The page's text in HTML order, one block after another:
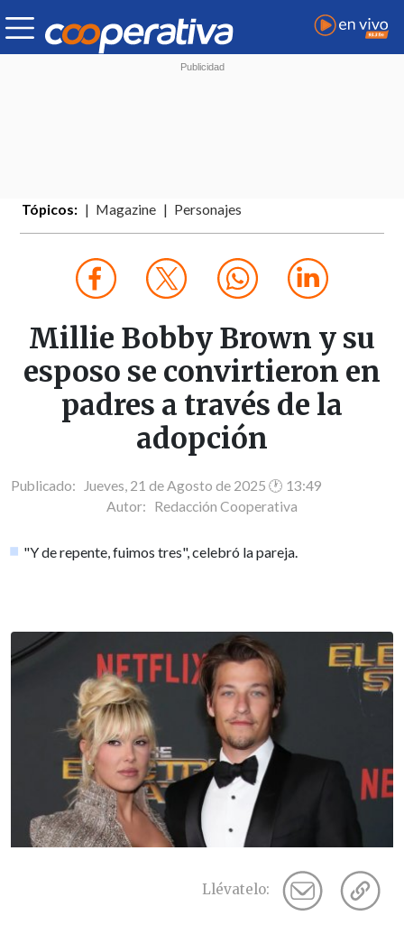
Tópicos: Magazine Personajes
Millie Bobby Brown y su
esposo se convirtieron en
padres a través de la
adopción
Publicado: Jueves, 21 de Agosto de 2025 🕐 13:49
Autor: Redacción Cooperativa
"Y de repente, fuimos tres", celebró la pareja.
Llévatelo: